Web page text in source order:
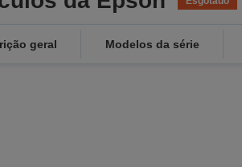
geral Modelos da série